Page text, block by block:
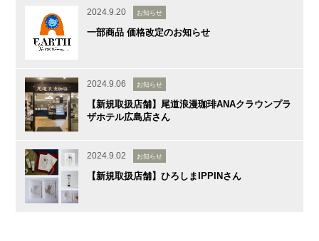
2024.9.20 お知らせ
一部商品 価格改定のお知らせ
2024.9.06 お知らせ
【新規取扱店舗】尾道浪漫珈琲ANAクラウンプラ
ザホテル広島店さん
2024.9.02 お知らせ
【新規取扱店舗】ひろしまIPPINさん